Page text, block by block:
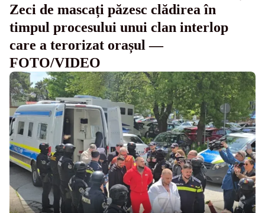
Zeci de mascați păzesc clădirea în
timpul procesului unui clan interlop
care a terorizat orașul —
FOTO/VIDEO